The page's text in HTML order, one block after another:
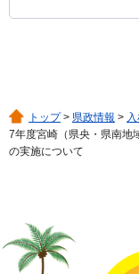
トップ> 県政情報 >
7年度宮崎（県央・県南地
の実施について